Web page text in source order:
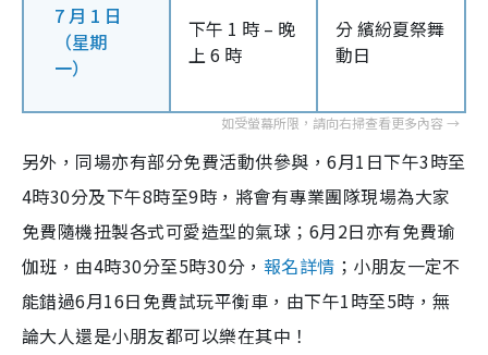
7 月 1 日
（星期
一）
下午 1 時 – 晚
上 6 時
分 繽紛夏祭舞
動日
另外，同場亦有部分免費活動供參與，6月1日下午3時至
4時30分及下午8時至9時，將會有專業團隊現場為大家
免費隨機扭製各式可愛造型的氣球；6月2日亦有免費瑜
伽班，由4時30分至5時30分， 報名詳情 ；小朋友一定不
能錯過6月16日免費試玩平衡車，由下午1時至5時，無
論大人還是小朋友都可以樂在其中！